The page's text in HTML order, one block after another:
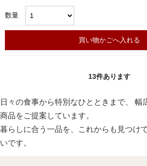
数量
買い物かごへ入れる
13件あります
日々の食事から特別なひとときまで、 幅
商品をご提案しています。
暮らしに合う一品を、これからも見つけ
いです。